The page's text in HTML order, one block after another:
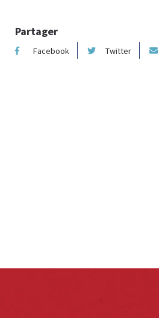
Partager
Facebook Twitter